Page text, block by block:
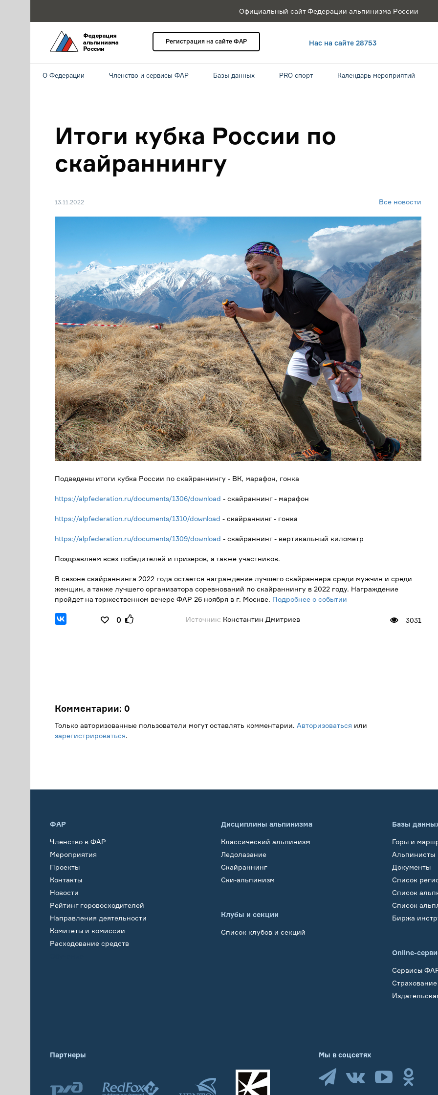
Официальный сайт Федерации альпинизма России
Регистрация на сайте ФАР Нас на сайте 28753
О Федерации Членство и сервисы ФАР Базы данных PRO спорт Календарь мероприятий
Итоги кубка России по
скайраннингу
13.11.2022 Все новости
Подведены итоги кубка России по скайраннингу - ВК, марафон, гонка
https://alpfederation.ru/documents/1306/download - скайраннинг - марафон
https://alpfederation.ru/documents/1310/download - скайраннинг - гонка
https://alpfederation.ru/documents/1309/download - скайраннинг - вертикальный километр
Поздравляем всех победителей и призеров, а также участников.
В сезоне скайраннинга 2022 года остается награждение лучшего скайраннера среди мужчин и среди
женщин, а также лучшего организатора соревнований по скайраннингу в 2022 году. Награждение
пройдет на торжественном вечере ФАР 26 ноября в г. Москве. Подробнее о событии
0 3031
Источник: Константин Дмитриев
Комментарии: 0
Только авторизованные пользователи могут оставлять комментарии. Авторизоваться или
зарегистрироваться.
ФАР
Членство в ФАР
Мероприятия
Проекты
Контакты
Новости
Рейтинг горовосходителей
Направления деятельности
Комитеты и комиссии
Расходование средств
Дисциплины альпинизма
Классический альпинизм
Ледолазание
Скайраннинг
Ски-альпинизм
Клубы и секции
Список клубов и секций
Базы
Горы и
Альпинисты
Документы
Список
Список
Список
Биржа
Online-
Сервисы
Страхование
Партнеры Мы в соцсетях